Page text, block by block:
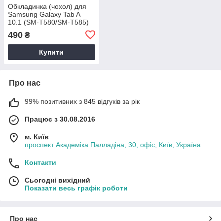
Обкладинка (чохол) для
Samsung Galaxy Tab A
10.1 (SM-T580/SM-T585)
490 ₴
Купити
Про нас
99% позитивних з 845 відгуків за рік
Працює з 30.08.2016
м. Київ
проспект Академіка Палладіна, 30, офіс, Київ, Україна
Контакти
Сьогодні вихідний
Показати весь графік роботи
Про нас